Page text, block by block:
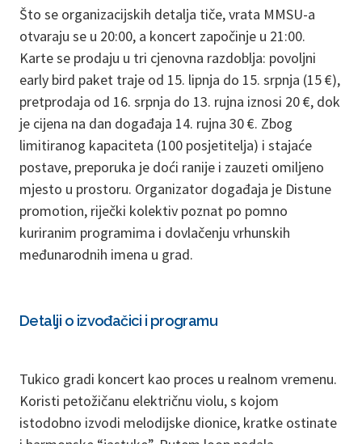
Što se organizacijskih detalja tiče, vrata MMSU-a
otvaraju se u 20:00, a koncert započinje u 21:00.
Karte se prodaju u tri cjenovna razdoblja: povoljni
early bird paket traje od 15. lipnja do 15. srpnja (15 €),
pretprodaja od 16. srpnja do 13. rujna iznosi 20 €, dok
je cijena na dan događaja 14. rujna 30 €. Zbog
limitiranog kapaciteta (100 posjetitelja) i stajaće
postave, preporuka je doći ranije i zauzeti omiljeno
mjesto u prostoru. Organizator događaja je Distune
promotion, riječki kolektiv poznat po pomno
kuriranim programima i dovlačenju vrhunskih
međunarodnih imena u grad.
Detalji o izvođačici i programu
Tukico gradi koncert kao proces u realnom vremenu.
Koristi petožičanu električnu violu, s kojom
istodobno izvodi melodijske dionice, kratke ostinate